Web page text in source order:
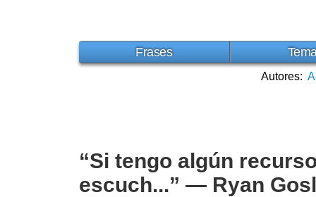
Frases
Autores: A
“Si tengo algún
escuch...” — Ryan